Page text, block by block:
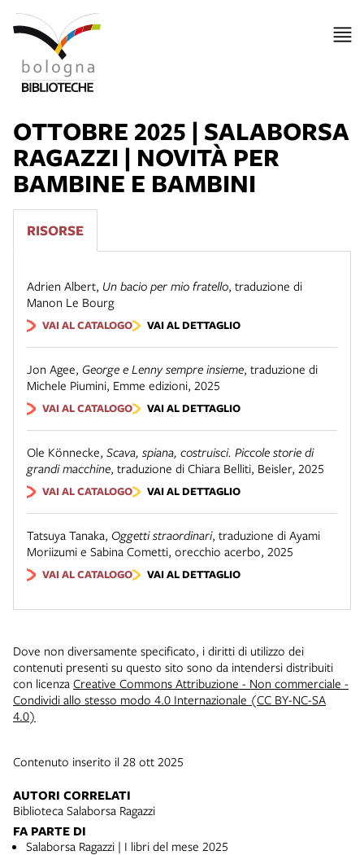
OTTOBRE 2025 | SALABORSA
RAGAZZI | NOVITÀ PER
BAMBINE E BAMBINI
RISORSE
Adrien Albert, Un bacio per mio fratello, traduzione di
Manon Le Bourg
VAI AL CATALOGO VAI AL DETTAGLIO
Jon Agee, George e Lenny sempre insieme, traduzione di
Michele Piumini, Emme edizioni, 2025
VAI AL CATALOGO VAI AL DETTAGLIO
Ole Könnecke, Scava, spiana, costruisci. Piccole storie di
grandi macchine, traduzione di Chiara Belliti, Beisler, 2025
VAI AL CATALOGO VAI AL DETTAGLIO
Tatsuya Tanaka, Oggetti straordinari, traduzione di Ayami
Moriizumi e Sabina Cometti, orecchio acerbo, 2025
VAI AL CATALOGO VAI AL DETTAGLIO
Dove non diversamente specificato, i diritti di utilizzo dei
contenuti presenti su questo sito sono da intendersi distribuiti
con licenza Creative Commons Attribuzione - Non commerciale -
Condividi allo stesso modo 4.0 Internazionale (CC BY-NC-SA
4.0)
Contenuto inserito il 28 ott 2025
AUTORI CORRELATI
Biblioteca Salaborsa Ragazzi
FA PARTE DI
Salaborsa Ragazzi | I libri del mese 2025